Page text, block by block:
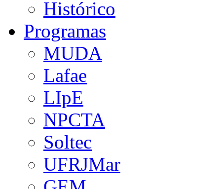
Histórico
Programas
MUDA
Lafae
LIpE
NPCTA
Soltec
UFRJMar